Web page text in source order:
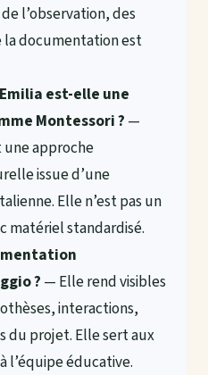
l’observation, des
documentation est
est-elle une
Montessori ? —
approche
issue d’une
Elle n’est pas un
matériel standardisé.
? — Elle rend visibles
interactions,
du projet. Elle sert aux
l’équipe éducative.